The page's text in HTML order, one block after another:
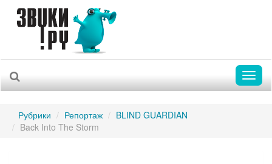
Рубрики Репортаж
BLIND GUARDIAN
Back Into The Storm